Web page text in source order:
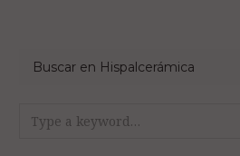
Buscar en Hispalcerámica
Search